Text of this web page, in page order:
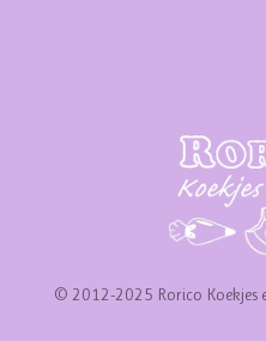
© 2012-2025 Rorico Koekjes